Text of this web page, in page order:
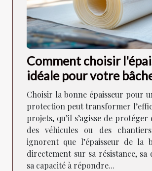
Comment choisir
idéale pour votre
protection ?
Choisir la bonne épaisseur pour
protection peut transformer
projets, qu’il s’agisse de
des véhicules ou des
ignorent que l’épaisseur de la
directement sur sa résistance, sa
sa capacité à répondre...